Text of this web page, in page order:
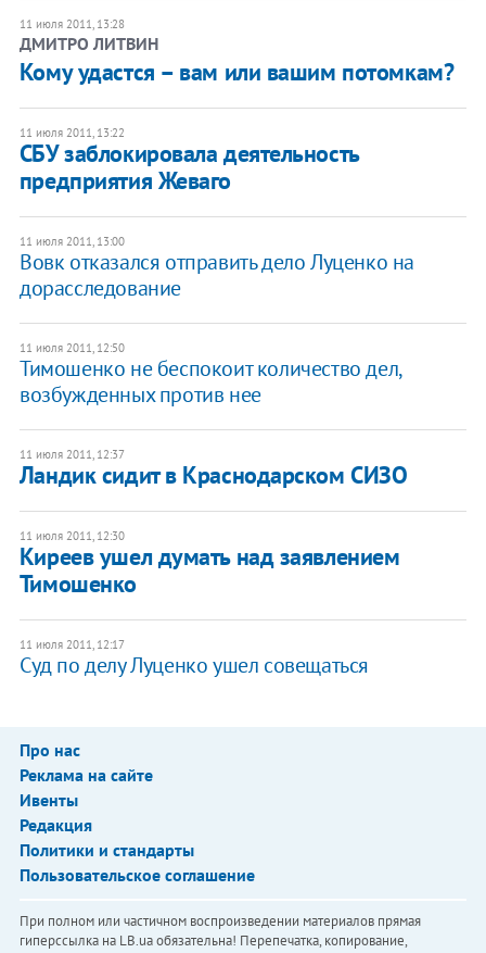
11 июля 2011, 13:28
ДМИТРО ЛИТВИН
Кому удастся – вам или вашим потомкам?
11 июля 2011, 13:22
СБУ заблокировала деятельность
предприятия Жеваго
11 июля 2011, 13:00
Вовк отказался отправить дело Луценко на
дорасследование
11 июля 2011, 12:50
Тимошенко не беспокоит количество дел,
возбужденных против нее
11 июля 2011, 12:37
Ландик сидит в Краснодарском СИЗО
11 июля 2011, 12:30
Киреев ушел думать над заявлением
Тимошенко
11 июля 2011, 12:17
Суд по делу Луценко ушел совещаться
Про нас
Реклама на сайте
Ивенты
Редакция
Политики и стандарты
Пользовательское соглашение
При полном или частичном воспроизведении материалов прямая
гиперссылка на LB.ua обязательна! Перепечатка, копирование,